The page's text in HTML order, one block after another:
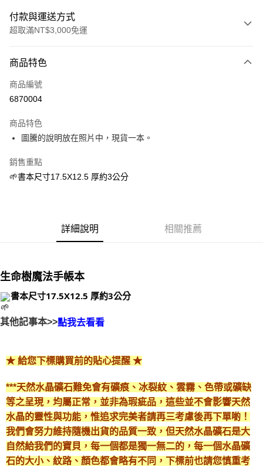
付款與運送方式
超取滿NT$3,000免運
信用卡一次付款
超商取貨付款
Apple Pay
街口支付
悠遊付
每筆NT$80，滿NT$3,000(含以上)免運費
賣家宅配幫您送（台灣）
郵局幫你送（離島）
付款後門市自取
免運費
商品特色
商品編號
6870004
商品特色
圖騰的說明放在照片中，現貨一本。
銷售重點
🌱書本尺寸17.5X12.5 厚約3公分
詳細說明 相關推薦
生命樹魔法手帳本
書本尺寸17.5X12.5 厚約3公分
其他記事本>>點我去看看
★ 給您下標購買前的貼心提醒 ★
***天然水晶礦石難免會有礦痕、冰裂紋、雲霧、色帶或礦缺
等之呈現，均屬正常，並非為瑕疵品，這些並不會影響天然
水晶的靈性與功能，惟追求完美者請再三考慮後再下單喲！
我們會努力維持隨機出貨的品質一致，但天然水晶礦石是大
自然給我們的寶貝，每一個都是獨一無二的，每一個水晶礦
石的大小、紋路、顏色都會略有不同，下標前也請您慎重考